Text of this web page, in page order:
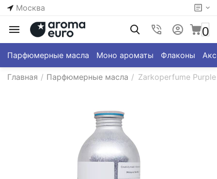
Москва
0
Парфюмерные масла Моно ароматы Флаконы
Главная / Парфюмерные масла / Zarkoperfume